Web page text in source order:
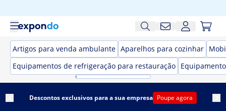
Artigos para venda ambulante Aparelhos para cozinhar
Equipamentos de refrigeração para restauração
Descontos exclusivos para a sua empresa Poupe agora